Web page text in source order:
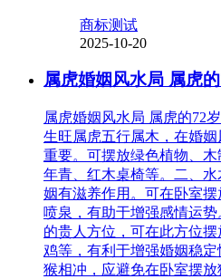
商标测试
2025-10-20
属虎婚姻风水局 属虎
属虎婚姻风水局 属虎的72
生旺属虎五行属木，在婚
重要。可摆放绿色植物、
年青、红木桌椅等。二、
姻有滋养作用。可在卧室
喷泉，有助于增强感情运
的贵人方位，可在此方位
鸡等，有利于增强婚姻稳
猴相冲，应避免在卧室摆